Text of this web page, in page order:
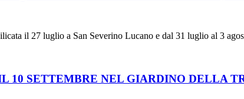
il 27 luglio a San Severino Lucano e dal 31 luglio al 3
10 SETTEMBRE NEL GIARDINO DELLA